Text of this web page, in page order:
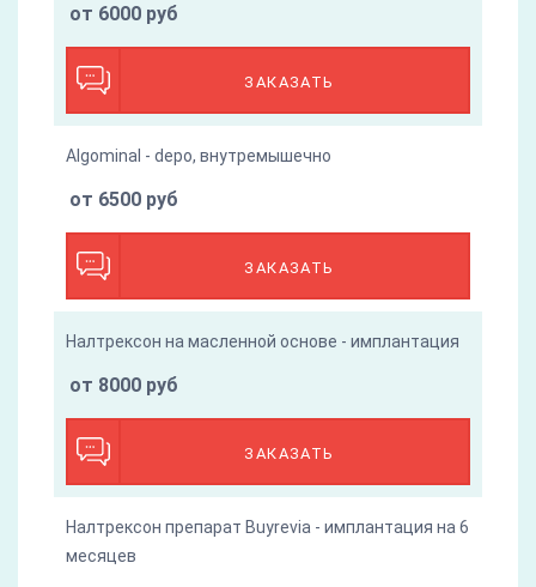
ЗАКАЗАТЬ
от 6000 руб
Algominal - depo, внутремышечно
ЗАКАЗАТЬ
от 6500 руб
Налтрексон на масленной основе - имплантация
ЗАКАЗАТЬ
от 8000 руб
Налтрексон препарат Buyrevia - имплантация на 6
месяцев